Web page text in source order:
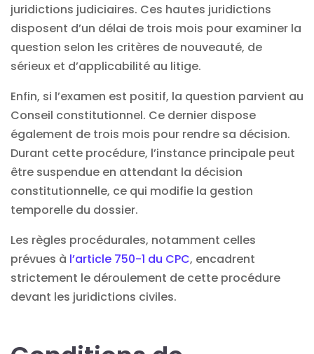
juridictions judiciaires. Ces hautes juridictions
disposent d’un délai de trois mois pour examiner la
question selon les critères de nouveauté, de
sérieux et d’applicabilité au litige.
Enfin, si l’examen est positif, la question parvient au
Conseil constitutionnel. Ce dernier dispose
également de trois mois pour rendre sa décision.
Durant cette procédure, l’instance principale peut
être suspendue en attendant la décision
constitutionnelle, ce qui modifie la gestion
temporelle du dossier.
Les règles procédurales, notamment celles
prévues à l’article 750-1 du CPC, encadrent
strictement le déroulement de cette procédure
devant les juridictions civiles.